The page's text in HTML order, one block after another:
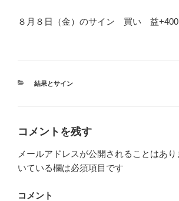
８月８日（金）のサイン 買い 益
カ
ー
結果とサイン
コメントを残す
メールアドレスが公開されることはあり
いている欄は必須項目です
コメント